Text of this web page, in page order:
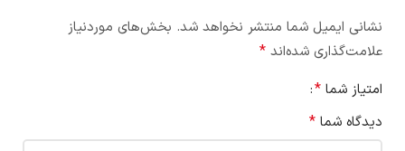
نشانی ایمیل شما منتشر نخواهد شد. بخش‌های موردنیاز
علامت‌گذاری شده‌اند *
امتیاز شما *
دیدگاه شما *